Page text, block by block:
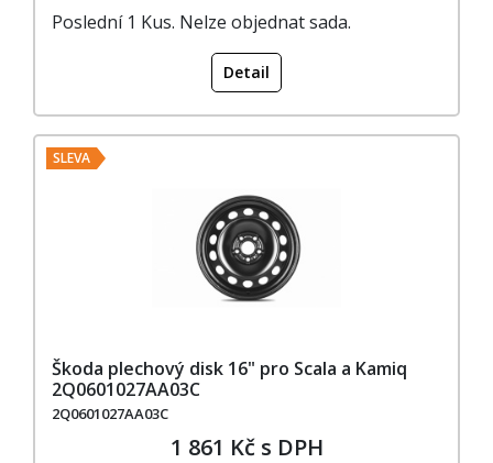
Poslední 1 Kus. Nelze objednat sada.
Detail
SLEVA
Škoda plechový disk 16" pro Scala a Kamiq
2Q0601027AA03C
2Q0601027AA03C
1 861 Kč s DPH